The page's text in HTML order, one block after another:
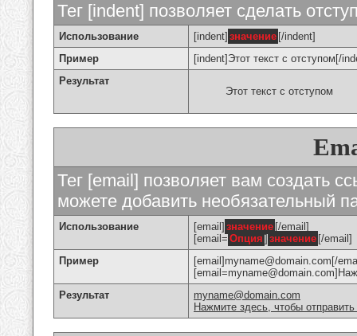
Тег [indent] позволяет сделать
Использование [indent] значение [/indent]
Пример
[indent]Этот текст с отступом[/
Результат
Этот текст с отступом
Тег [email] позволяет вам создать
можете добавить необязательный
Использование [email] значение [/email]
[email= Опция ] значение [/email]
Пример
[email]myname@domain.com[/
Результат
myname@domain.com
Нажмите здесь, чтобы